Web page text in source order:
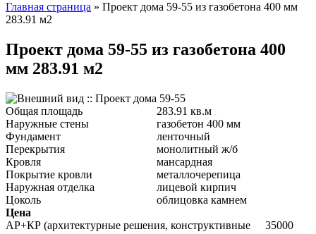
Главная страница » Проект дома 59-55 из газобетона 400 мм
283.91 м2
Проект дома 59-55 из газобетона 400
мм 283.91 м2
Общая площадь
283.91 кв.м
Наружные стены
газобетон 400 мм
Фундамент
ленточный
Перекрытия
монолитный ж/б
Кровля
мансардная
Покрытие кровли
металлочерепица
Наружная отделка
лицевой кирпич
Цоколь
облицовка камнем
Цена
АР+КР (архитектурные решения, конструктивные
35000